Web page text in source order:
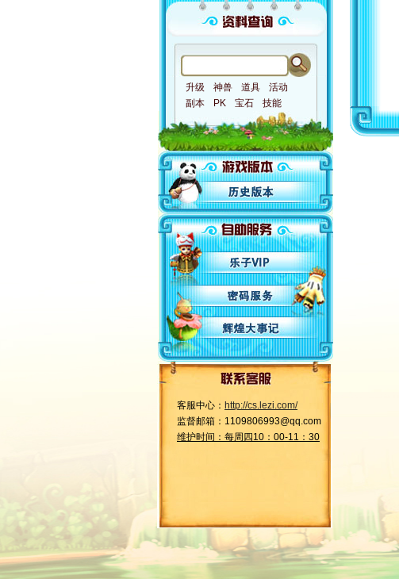
升级 神兽 道具
活动
副本
PK 宝石 技能
客服中心： http://cs.lezi.com/
监督邮箱：1109806993@qq.com
维护时间：每周四10：00-11：30